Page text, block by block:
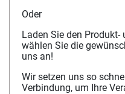
Oder
Laden Sie den Produkt-
wählen Sie die
uns an!
Wir setzen uns so
Verbindung, um Ihre